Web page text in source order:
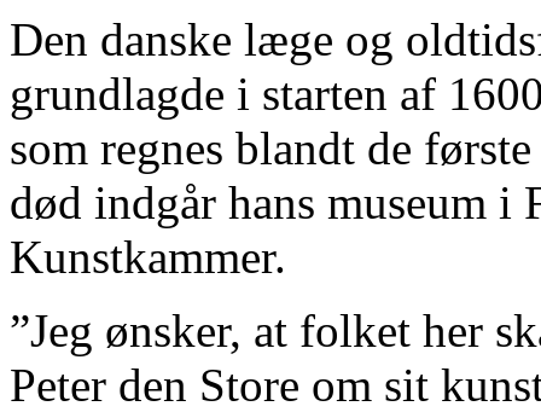
Den danske læge og
grundlagde i starten af
som regnes blandt de
død indgår hans museum
Kunstkammer.
”Jeg ønsker, at folket her
Peter den Store om sit